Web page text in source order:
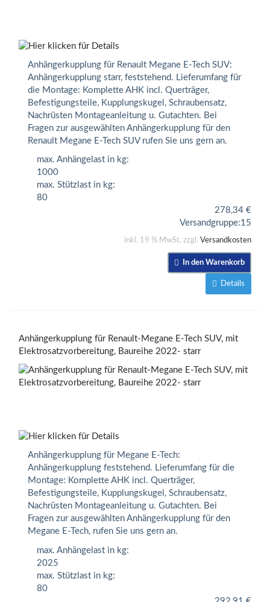
Anhängerkupplung für Renault Megane E-Tech SUV:
Anhängerkupplung starr, feststehend. Lieferumfang für
die Montage: Komplette AHK incl. Querträger,
Befestigungsteile, Kupplungskugel, Schraubensatz,
Nachrüsten Montageanleitung u. Gutachten. Bei
Fragen zur ausgewählten Anhängerkupplung für den
Renault Megane E-Tech SUV rufen Sie uns gern an.
max. Anhängelast in kg:
1000
max. Stützlast in kg:
80
278,34 €
Versandgruppe:15
inkl. 19 % MwSt. zzgl. Versandkosten
In den Warenkorb
Details
Anhängerkupplung für Renault-Megane E-Tech SUV, mit
Elektrosatzvorbereitung, Baureihe 2022- starr
Anhängerkupplung für Megane E-Tech:
Anhängerkupplung feststehend. Lieferumfang für die
Montage: Komplette AHK incl. Querträger,
Befestigungsteile, Kupplungskugel, Schraubensatz,
Nachrüsten Montageanleitung u. Gutachten. Bei
Fragen zur ausgewählten Anhängerkupplung für den
Megane E-Tech, rufen Sie uns gern an.
max. Anhängelast in kg:
2025
max. Stützlast in kg:
80